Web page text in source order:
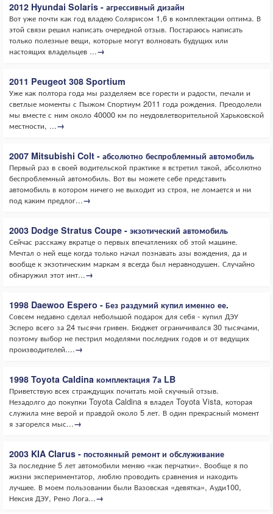
2012 Hyundai Solaris - агрессивный дизайн
Вот уже почти как год владею Солярисом 1,6 в комплектации оптима. В
этой связи решил написать очередной отзыв. Постараюсь написать
только полезные вещи, которые могут волновать будущих или
настоящих владельцев ...→
2011 Peugeot 308 Sportium
Уже как полтора года мы разделяем все горести и радости, печали и
светлые моменты с Пыжом Спортиум 2011 года рождения. Преодолели
мы вместе с ним около 40000 км по неудовлетворительной Харьковской
местности, ...→
2007 Mitsubishi Colt - абсолютно беспроблемный автомобиль
Первый раз в своей водительской практике я встретил такой, абсолютно
беспроблемный автомобиль. Вот вы можете себе представить
автомобиль в котором ничего не выходит из строя, не ломается и ни
под каким предлог...→
2003 Dodge Stratus Coupe - экзотический автомобиль
Сейчас расскажу вкратце о первых впечатлениях об этой машине.
Мечтал о ней еще когда только начал познавать азы вождения, да и
вообще к экзотическим маркам я всегда был неравнодушен. Случайно
обнаружил этот инт...→
1998 Daewoo Espero - Без раздумий купил именно ее.
Совсем недавно сделал небольшой подарок для себя - купил ДЭУ
Эсперо всего за 24 тысячи гривен. Бюджет ограничивался 30 тысячами,
поэтому выбор не пестрил моделями последних годов и от ведущих
производителей....→
1998 Toyota Caldina комплектация 7а LB
Приветствую всех страждущих почитать мой скучный отзыв.
Незадолго до покупки Toyota Caldina я владел Toyota Vista, которая
служила мне верой и правдой около 5 лет. В один прекрасный момент
я загорелся мыс...→
2003 KIA Clarus - постоянный ремонт и обслуживание
За последние 5 лет автомобили меняю «как перчатки». Вообще я по
жизни экспериментатор, люблю проводить сравнения и находить
лучшее. В моем пользовании были Вазовская «девятка», Ауди100,
Нексия ДЭУ, Рено Лога...→